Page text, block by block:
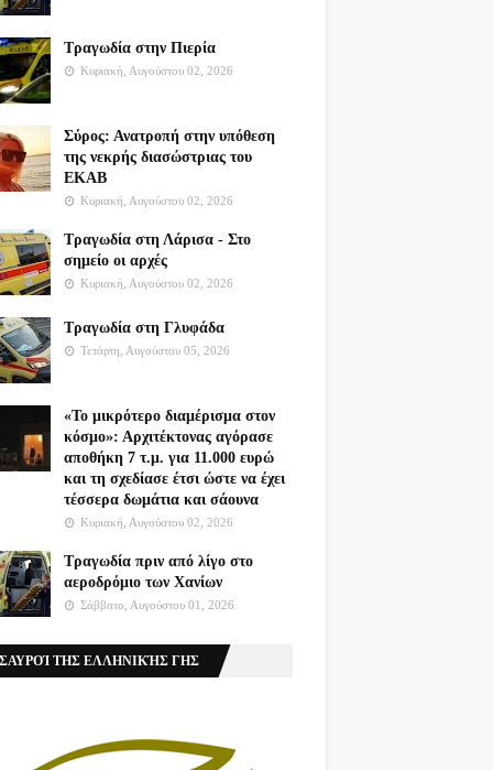
Τραγωδία στην Πιερία
Κυριακή, Αυγούστου 02, 2026
Σύρος: Ανατροπή στην υπόθεση
της νεκρής διασώστριας του
ΕΚΑΒ
Κυριακή, Αυγούστου 02, 2026
Τραγωδία στη Λάρισα - Στο
σημείο οι αρχές
Κυριακή, Αυγούστου 02, 2026
Τραγωδία στη Γλυφάδα
Τετάρτη, Αυγούστου 05, 2026
«Το μικρότερο διαμέρισμα στον
κόσμο»: Αρχιτέκτονας αγόρασε
αποθήκη 7 τ.μ. για 11.000 ευρώ
και τη σχεδίασε έτσι ώστε να έχει
τέσσερα δωμάτια και σάουνα
Κυριακή, Αυγούστου 02, 2026
Τραγωδία πριν από λίγο στο
αεροδρόμιο των Χανίων
Σάββατο, Αυγούστου 01, 2026
ΤΗΣ ΕΛΛΗΝΙΚΉΣ ΓΗΣ